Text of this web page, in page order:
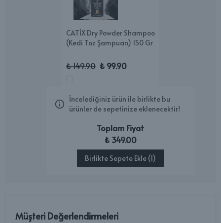
CATİX Dry Powder Shampoo
(Kedi Toz Şampuan) 150 Gr
₺ 149.90 ₺ 99.90
İncelediğiniz ürün ile birlikte bu
ürünler de sepetinize eklenecektir!
Toplam Fiyat
₺ 349.00
Birlikte Sepete Ekle (1)
Müşteri Değerlendirmeleri